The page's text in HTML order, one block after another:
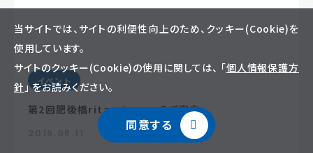
イベント
第2回肥後橋rita-cinemaのご案内
当サイトでは、サイトの利便性向上のため、クッキー(Cookie)を
使用しています。
サイトのクッキー(Cookie)の使用に関しては、 「個人情報保護方
針」 をお読みください。
同意する